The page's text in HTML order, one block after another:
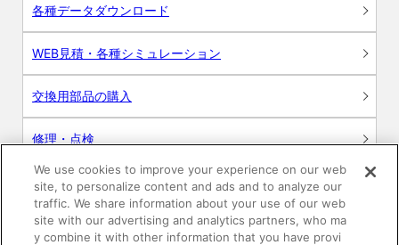
各種データダウンロード
WEB見積・各種シミュレーション
交換用部品の購入
修理・点検
お問い合わせ
ログイン
We use cookies to improve your experience on our web
site, to personalize content and ads and to analyze our
traffic. We share information about your use of our web
site with our advertising and analytics partners, who ma
y combine it with other information that you have provi